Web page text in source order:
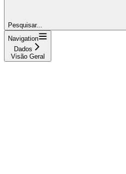
Pesquisar...
Navigation
Dados
Visão Geral